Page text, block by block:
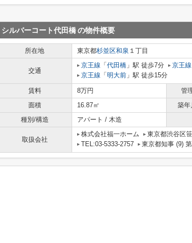
シルバーコート代田橋の物件概要
所在地 東京都杉並区和泉 １丁目
交通
京王線 「 代田橋 」駅 徒歩7分 京王線
京王線 「 明大前 」駅 徒歩15分
賃料 8万円 管
面積
16.87㎡ 築年
種別/構造
アパート / 木造
取扱会社
株式会社福一ホーム
東京都渋谷区
TEL:03-5333-2757
東京都知事 (9)